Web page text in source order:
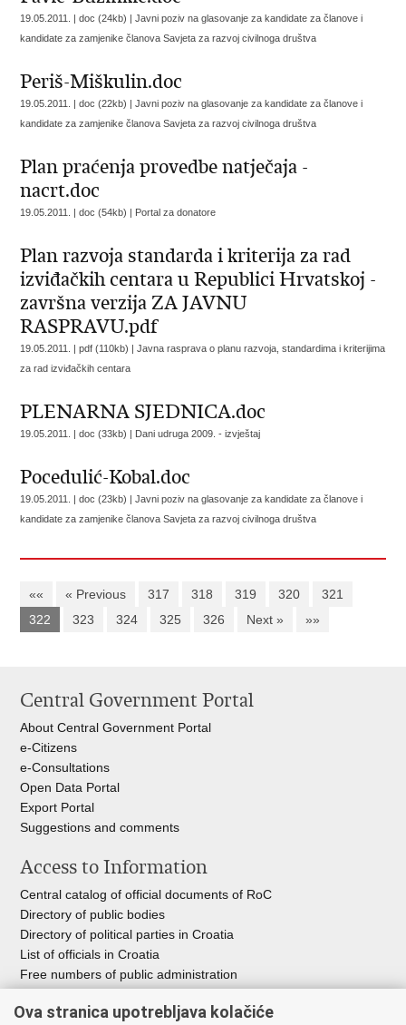
19.05.2011. | doc (24kb) |Javni poziv na glasovanje za kandidate za članove i
kandidate za zamjenike članova Savjeta za razvoj civilnoga društva
Periš-Miškulin.doc
19.05.2011. | doc (22kb) |Javni poziv na glasovanje za kandidate za članove i
kandidate za zamjenike članova Savjeta za razvoj civilnoga društva
Plan praćenja provedbe natječaja -
nacrt.doc
19.05.2011. | doc (54kb) | Portal za donatore
Plan razvoja standarda i kriterija za rad
izviđačkih centara u Republici Hrvatskoj -
završna verzija ZA JAVNU
RASPRAVU.pdf
19.05.2011. | pdf (110kb) |Javna rasprava o planu razvoja, standardima i kriterijima
za rad izviđačkih centara
PLENARNA SJEDNICA.doc
19.05.2011. | doc (33kb) | Dani udruga 2009. - izvještaj
Pocedulić-Kobal.doc
19.05.2011. | doc (23kb) |Javni poziv na glasovanje za kandidate za članove i
kandidate za zamjenike članova Savjeta za razvoj civilnoga društva
«« « Previous 317 318 319 320
321
322
323 324 325 326 Next » »»
Central Government Portal
About Central Government Portal
e-Citizens
e-Consultations
Open Data Portal
Export Portal
Suggestions and comments
Access to Information
Central catalog of official documents of RoC
Directory of public bodies
Directory of political parties in Croatia
List of officials in Croatia
Free numbers of public administration
Ova stranica upotrebljava kolačiće